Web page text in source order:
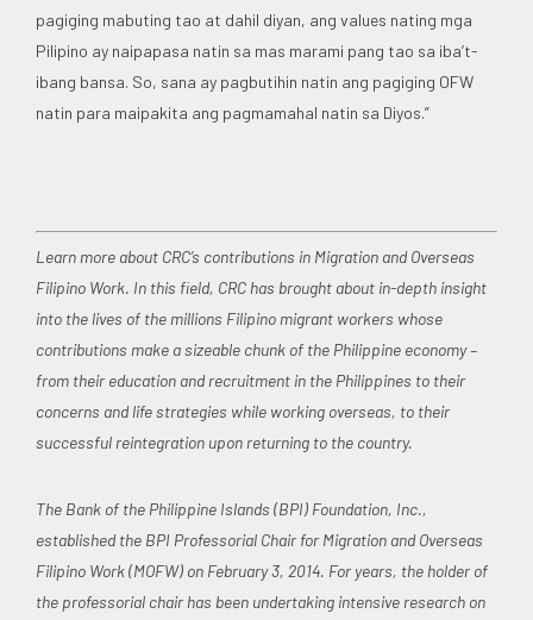
pagiging mabuting tao at dahil diyan, ang values nating mga
Pilipino ay naipapasa natin sa mas marami pang tao sa iba’t-
ibang bansa. So, sana ay pagbutihin natin ang pagiging OFW
natin para maipakita ang pagmamahal natin sa Diyos.”
Learn more about CRC’s contributions in Migration and Overseas
Filipino Work. In this field, CRC has brought about in-depth insight
into the lives of the millions Filipino migrant workers whose
contributions make a sizeable chunk of the Philippine economy –
from their education and recruitment in the Philippines to their
concerns and life strategies while working overseas, to their
successful reintegration upon returning to the country.
The Bank of the Philippine Islands (BPI) Foundation, Inc.,
established the BPI Professorial Chair for Migration and Overseas
Filipino Work (MOFW) on February 3, 2014. For years, the holder of
the professorial chair has been undertaking intensive research on